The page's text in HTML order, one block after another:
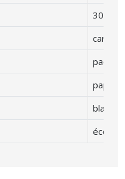
30 x
carré
paquet
papier
blanc